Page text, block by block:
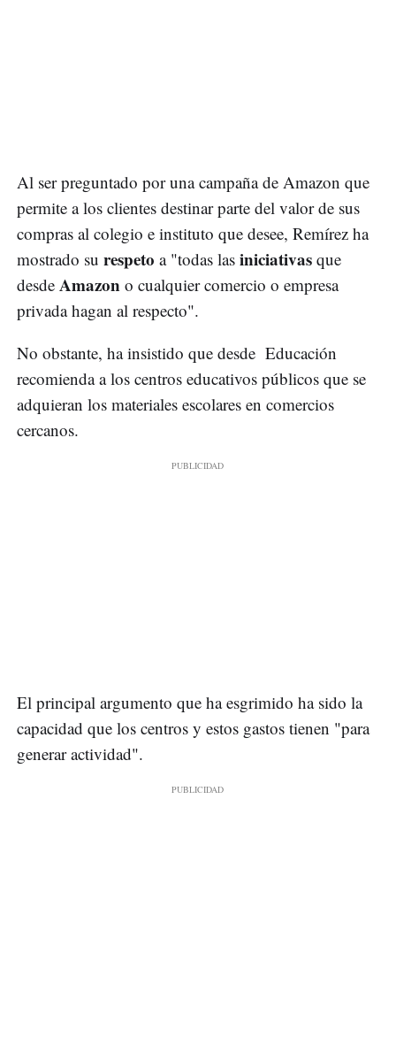
Al ser preguntado por una campaña de Amazon que
permite a los clientes destinar parte del valor de sus
compras al colegio e instituto que desee, Remírez ha
mostrado su respeto a "todas las iniciativas que
desde Amazon o cualquier comercio o empresa
privada hagan al respecto".
No obstante, ha insistido que desde Educación
recomienda a los centros educativos públicos que se
adquieran los materiales escolares en comercios
cercanos.
El principal argumento que ha esgrimido ha sido la
capacidad que los centros y estos gastos tienen "para
generar actividad".